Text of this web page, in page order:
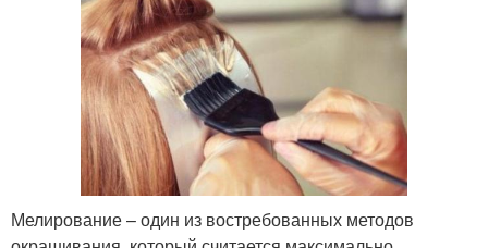
Мелирование – один из востребованных методов